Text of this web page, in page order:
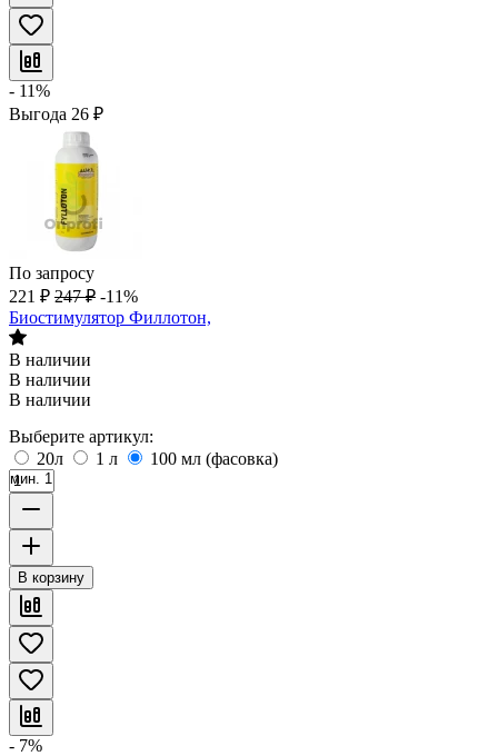
- 11%
Выгода 26 ₽
По запросу
221 ₽ 247 ₽ -11%
Биостимулятор Филлотон,
В наличии
В наличии
В наличии
Выберите артикул:
20л
1 л 100 мл (фасовка)
мин. 1
В корзину
- 7%